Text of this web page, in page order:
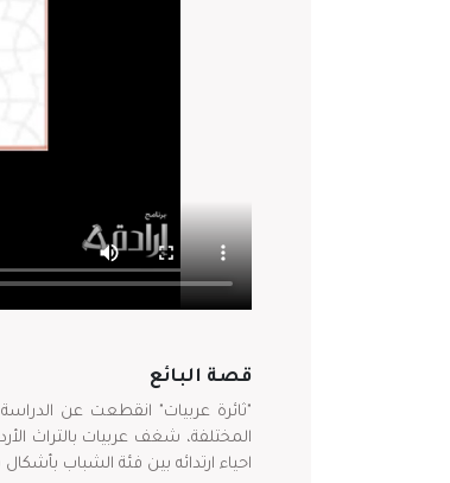
قصة البائع
"ثائرة عربيات" انقطعت عن
المختلفة، شغف عربيات بالتراث
احياء ارتدائه بين فئة الشباب